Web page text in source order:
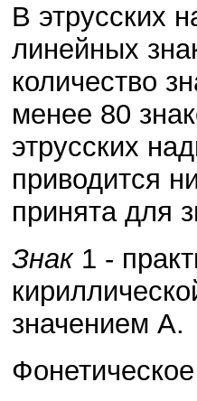
В этрусских
линейных
количество
менее 80
этрусских
приводится
принята для
Знак1 -
значением А.